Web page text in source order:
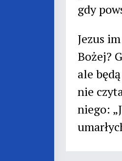
gdy
Jezus
Bożej?
ale
nie
niego: